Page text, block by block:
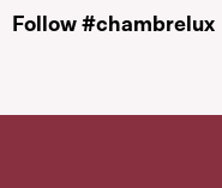
Follow #chambrelux